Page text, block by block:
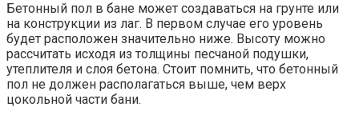
Бетонный пол в бане может создаваться на грунте или
на конструкции из лаг. В первом случае его уровень
будет расположен значительно ниже. Высоту можно
рассчитать исходя из толщины песчаной подушки,
утеплителя и слоя бетона. Стоит помнить, что бетонный
пол не должен располагаться выше, чем верх
цокольной части бани.